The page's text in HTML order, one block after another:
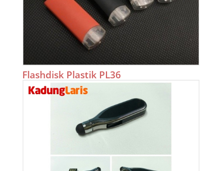
Flashdisk Plastik PL36